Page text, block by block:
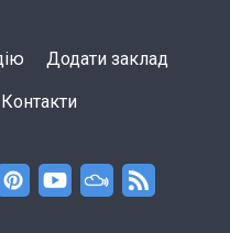
Додати заклад
Контакти